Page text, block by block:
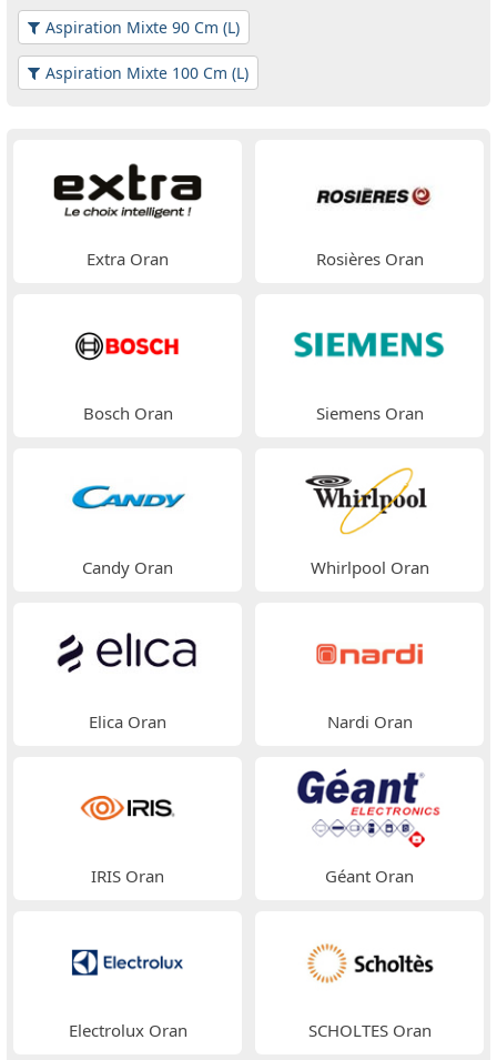
Aspiration Mixte 90 Cm (L)
Aspiration Mixte 100 Cm (L)
Extra Oran Rosières Oran
Bosch Oran Siemens Oran
Candy Oran Whirlpool Oran
Elica Oran Nardi Oran
IRIS Oran Géant Oran
Electrolux Oran SCHOLTES Oran